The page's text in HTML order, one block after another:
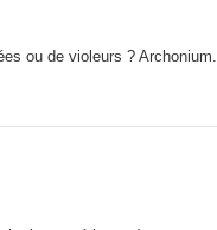
ou de violeurs ? Archonium.